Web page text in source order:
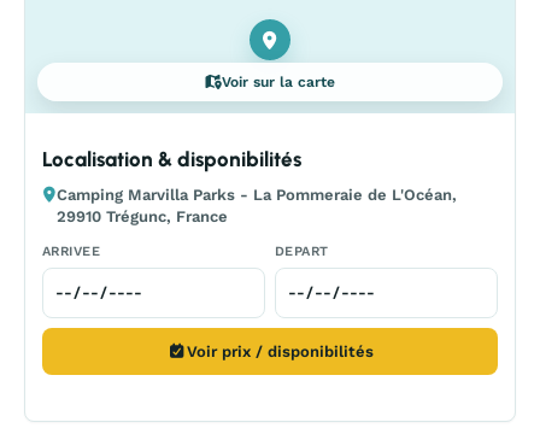
Voir sur la carte
Localisation & disponibilités
Camping Marvilla Parks - La Pommeraie de L'Océan,
29910 Trégunc, France
ARRIVEE DEPART
Voir prix / disponibilités